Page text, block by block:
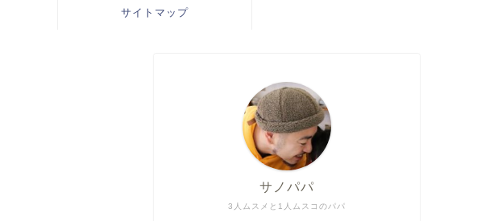
サイトマップ
3人ムスメと1人ムスコのパパ
サノパパ